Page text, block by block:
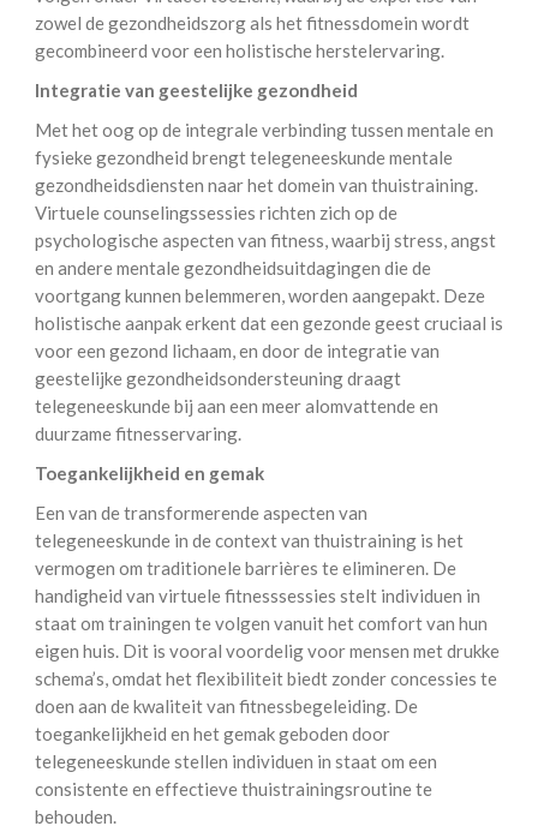
zowel de gezondheidszorg als het fitnessdomein wordt
gecombineerd voor een holistische herstelervaring.
Integratie van geestelijke gezondheid
Met het oog op de integrale verbinding tussen mentale en
fysieke gezondheid brengt telegeneeskunde mentale
gezondheidsdiensten naar het domein van thuistraining.
Virtuele counselingssessies richten zich op de
psychologische aspecten van fitness, waarbij stress, angst
en andere mentale gezondheidsuitdagingen die de
voortgang kunnen belemmeren, worden aangepakt. Deze
holistische aanpak erkent dat een gezonde geest cruciaal is
voor een gezond lichaam, en door de integratie van
geestelijke gezondheidsondersteuning draagt
telegeneeskunde bij aan een meer alomvattende en
duurzame fitnesservaring.
Toegankelijkheid en gemak
Een van de transformerende aspecten van
telegeneeskunde in de context van thuistraining is het
vermogen om traditionele barrières te elimineren. De
handigheid van virtuele fitnesssessies stelt individuen in
staat om trainingen te volgen vanuit het comfort van hun
eigen huis. Dit is vooral voordelig voor mensen met drukke
schema’s, omdat het flexibiliteit biedt zonder concessies te
doen aan de kwaliteit van fitnessbegeleiding. De
toegankelijkheid en het gemak geboden door
telegeneeskunde stellen individuen in staat om een
consistente en effectieve thuistrainingsroutine te
behouden.